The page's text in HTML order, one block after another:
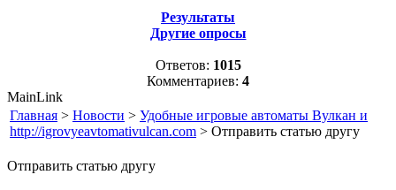
Результаты
Другие опросы
Ответов: 1015
Комментариев: 4
MainLink
Главная > Новости > Удобные игровые автоматы Вулкан и
http://igrovyeavtomativulcan.com > Отправить статью другу
Отправить статью другу